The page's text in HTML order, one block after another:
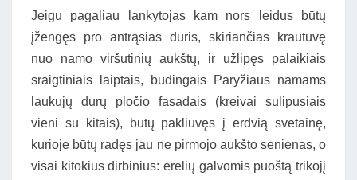
Jeigu pagaliau lankytojas kam nors leidus būtų
įžengęs pro antrąsias duris, skiriančias krautuvę
nuo namo viršutinių aukštų, ir užlipęs palaikiais
sraigtiniais laiptais, būdingais Paryžiaus namams
laukujų durų pločio fasadais (kreivai sulipusiais
vieni su kitais), būtų pakliuvęs į erdvią svetainę,
kurioje būtų radęs jau ne pirmojo aukšto senienas, o
visai kitokius dirbinius: erelių galvomis puoštą trikojį